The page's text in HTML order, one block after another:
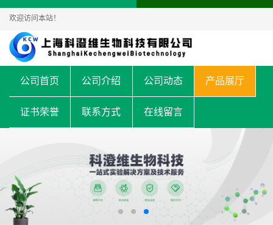
欢迎访问本站！
公司首页 公司介绍 公司动态 产品展厅
证书荣誉 联系方式 在线留言